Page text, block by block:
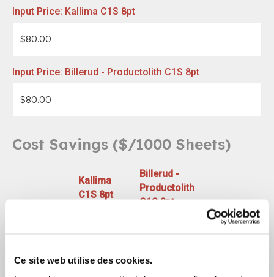
Ce site web utilise des cookies.
Input Price: Kallima C1S 8pt
Input Price: Billerud - Productolith C1S 8pt
Cost Savings ($/1000 Sheets)
Kallima
C1S 8pt
Billerud -
Productolith
C1S 8pt